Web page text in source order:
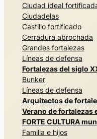
Ciudad ideal
Ciudadelas
Castillo fortificado
Cerradura abrochada
Grandes fortalezas
Líneas de defensa
Fortalezas del siglo
Bunker
Líneas de defensa
Arquitectos de
Verano de fortalezas
FORTE CULTURA
Familia e hijos